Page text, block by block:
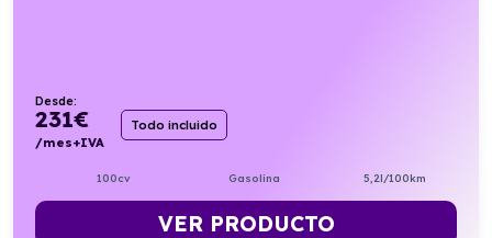
Desde:
231€
/mes+IVA
Todo incluido
100cv Gasolina 5,2l/100km
VER PRODUCTO